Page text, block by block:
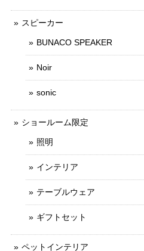
スピーカー
BUNACO SPEAKER
Noir
sonic
ショールーム限定
照明
インテリア
テーブルウェア
ギフトセット
ペットインテリア